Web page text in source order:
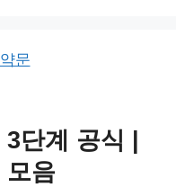
단계 공식 |
모음